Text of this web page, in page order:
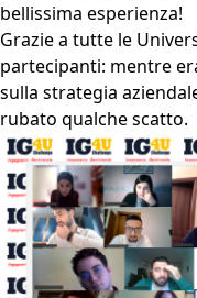
bellissima esperienza!
Grazie a tutte le
partecipanti: mentre
sulla strategia
rubato qualche scatto.